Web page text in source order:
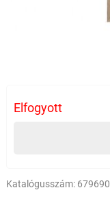
Elfogyott
Katalógusszám: 679690